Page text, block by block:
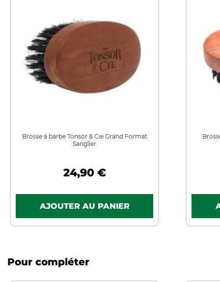
Brosse à barbe Tonsor & Cie Grand Format
Sanglier
24,90 €
Pour compléter